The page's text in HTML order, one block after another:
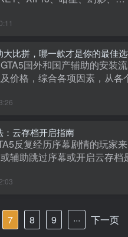
的必要性，包括其能降低游
比拼，哪一款才是你的最佳
国外和国产辅助的安装流
价格，综合各项因素，从各
口碑上的一些问题。文章深
：云存档开启指南
反复经历序幕剧情的玩家来
辅助跳过序幕或开启云存档
开启云存档的方法步骤涉及
7 8 9 ··· 下一页